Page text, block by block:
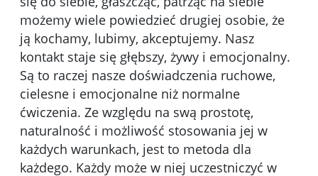
możemy wiele powiedzieć drugiej osobie, że
ją kochamy, lubimy, akceptujemy. Nasz
kontakt staje się głębszy, żywy i emocjonalny.
Są to raczej nasze doświadczenia ruchowe,
cielesne i emocjonalne niż normalne
ćwiczenia. Ze względu na swą prostotę,
naturalność i możliwość stosowania jej w
każdych warunkach, jest to metoda dla
każdego. Każdy może w niej uczestniczyć w